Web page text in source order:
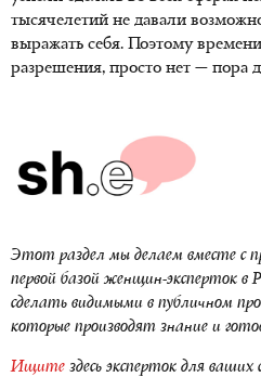
тысячелетий не давали
выражать себя. Поэтому
разрешения, просто нет — пора
Этот раздел мы делаем вместе с
первой базой женщин-эксперток в
сделать видимыми в публичном
которые производят знание и
Ищите здесь эксперток для